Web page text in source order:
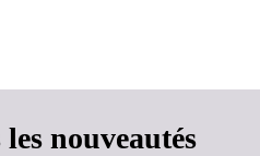
nouveautés